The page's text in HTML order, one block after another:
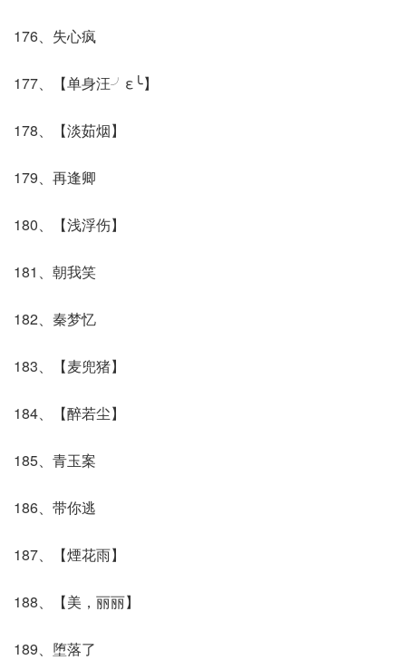
176、失心疯
177、【单身汪╯ε╰】
178、【淡茹烟】
179、再逢卿
180、【浅浮伤】
181、朝我笑
182、秦梦忆
183、【麦兜猪】
184、【醉若尘】
185、青玉案
186、带你逃
187、【煙花雨】
188、【美，丽丽】
189、堕落了